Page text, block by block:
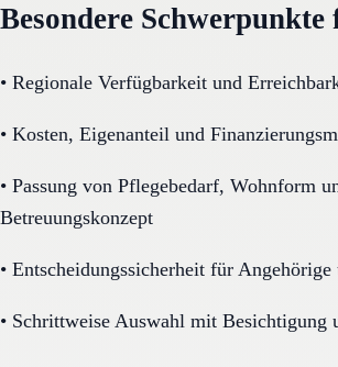
Besondere
• Regionale Verfügbarkeit und
• Kosten, Eigenanteil und
• Passung von Pflegebedarf, Wohnform
Betreuungskonzept
• Entscheidungssicherheit für
• Schrittweise Auswahl mit Besichtigung